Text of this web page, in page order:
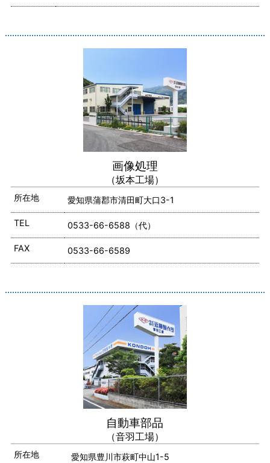
画像処理
（坂本工場）
所在地 愛知県蒲郡市清田町大口3-1
TEL 0533-66-6588（代）
FAX 0533-66-6589
自動車部品
（音羽工場）
所在地 愛知県豊川市萩町中山1-5